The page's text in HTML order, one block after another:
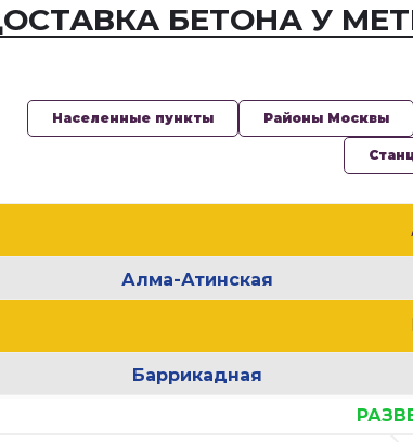
БЕТОНА У
Населенные пункты Районы Москвы
Алма-Атинская
Баррикадная